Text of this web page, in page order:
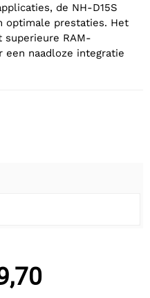
de NH-D15S
optimale prestaties. Het
RAM-
naadloze integratie